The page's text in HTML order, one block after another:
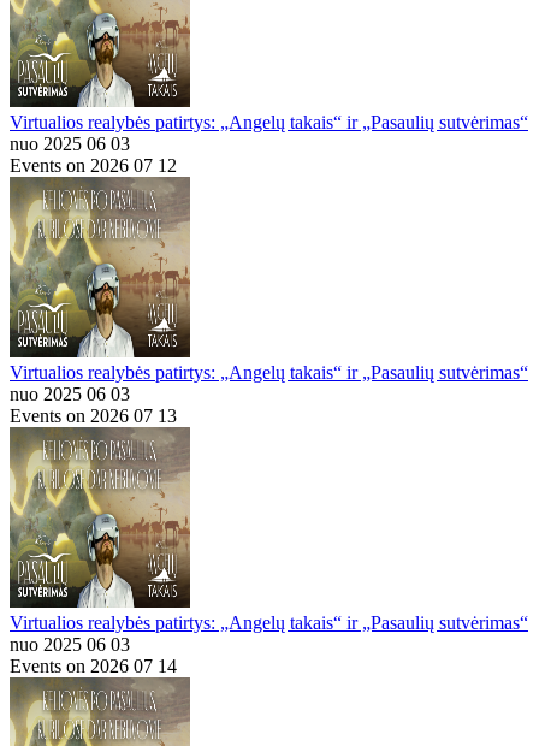
Virtualios realybės patirtys: „Angelų takais“ ir „Pasaulių sutvėrimas“
nuo 2025 06 03
Events on 2026 07 12
Virtualios realybės patirtys: „Angelų takais“ ir „Pasaulių sutvėrimas“
nuo 2025 06 03
Events on 2026 07 13
Virtualios realybės patirtys: „Angelų takais“ ir „Pasaulių sutvėrimas“
nuo 2025 06 03
Events on 2026 07 14